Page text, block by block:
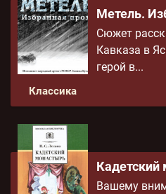
Классика
Метель.
Сюжет
Кавказа в
герой в...
Кадетский
Вашему